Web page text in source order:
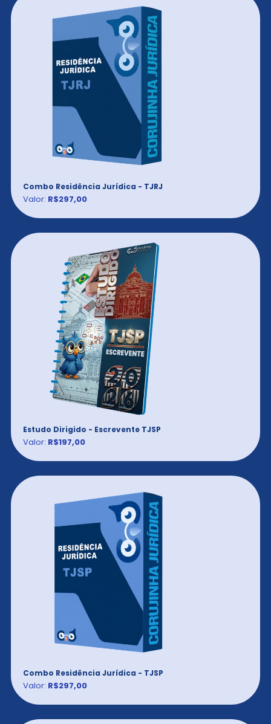
Combo Residência Jurídica - TJRJ
Valor: R$297,00
Estudo Dirigido - Escrevente TJSP
Valor: R$197,00
Combo Residência Jurídica - TJSP
Valor: R$297,00